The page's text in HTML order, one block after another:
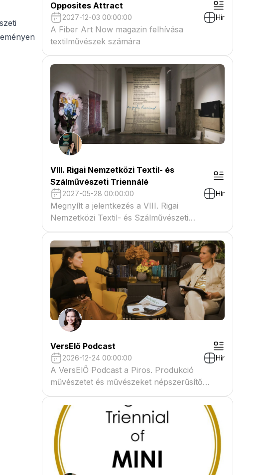
Opposites Attract
2027-12-03 00:00:00 Hír
A Fiber Art Now magazin felhívása
textilművészek számára
VIII. Rigai Nemzetközi Textil- és
Szálművészeti Triennálé
2027-05-28 00:00:00 Hír
Megnyílt a jelentkezés a VIII. Rigai
Nemzetközi Textil- és Szálművészeti
Triennáléra
VersElő Podcast
2026-12-24 00:00:00 Hír
A VersElŐ Podcast a Piros. Produkció
művészetet és művészeket népszerűsítő
beszélgető műsora